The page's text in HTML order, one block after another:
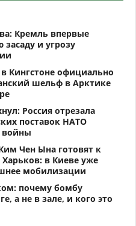
Кремль впервые
засаду и угрозу
Кингстоне официально
шельф в Арктике
Россия отрезала
поставок НАТО
войны
Чен Ына готовят к
в Киеве уже
мобилизации
почему бомбу
а не в зале, и кого это